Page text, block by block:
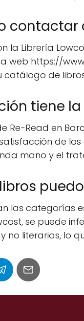
contactar
la Librería
web https://
catálogo de
tiene
Re-Read en
de
mano y el
las categorías
se puede
no literarias, lo